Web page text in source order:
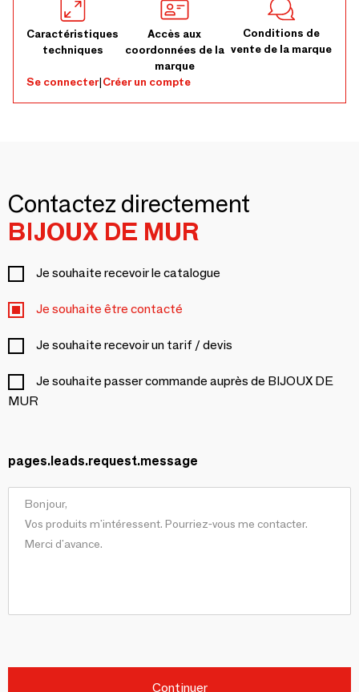
Caractéristiques
techniques
Accès aux
coordonnées de la
marque
Conditions de
vente de la marque
Se connecter|Créer un compte
Contactez directement
BIJOUX DE MUR
Je souhaite recevoir le catalogue
Je souhaite être contacté
Je souhaite recevoir un tarif / devis
Je souhaite passer commande auprès de BIJOUX DE
MUR
pages.leads.request.message
Continuer